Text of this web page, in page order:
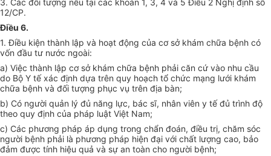
3. Các đối tượng nêu tại các khoản 1, 3, 4 và 5 Điều 2 Nghị định số
12/CP.
Điều 6.
1. Điều kiện thành lập và hoạt động của cơ sở khám chữa bệnh có
vốn đầu tư nước ngoài:
a) Việc thành lập cơ sở khám chữa bệnh phải căn cứ vào nhu cầu
do Bộ Y tế xác định dựa trên quy hoạch tổ chức mạng lưới khám
chữa bệnh và đối tượng phục vụ trên địa bàn;
b) Có người quản lý đủ năng lực, bác sĩ, nhân viên y tế đủ trình độ
theo quy định của pháp luật Việt Nam;
c) Các phương pháp áp dụng trong chẩn đoán, điều trị, chăm sóc
người bệnh phải là phương pháp hiện đại với chất lượng cao, bảo
đảm được tính hiệu quả và sự an toàn cho người bệnh;